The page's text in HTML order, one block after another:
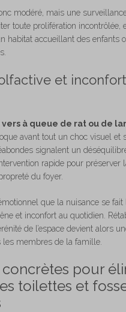
modéré, mais une
toute prolifération incontrôlée,
habitat accueillant des enfants
et inconfort
vers à queue de rat ou de
avant tout un choc visuel et
signalent un
rapide pour préserver
du foyer.
que la nuisance se
et inconfort au quotidien.
de l’espace devient alors
les membres de la famille.
pour
toilettes et